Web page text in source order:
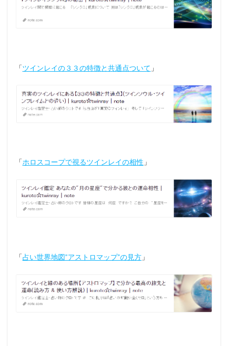
「ツインレイの３３の特徴と共通点ついて 」
「ホロスコープで視るツインレイの相性 」
「占い世界地図”アストロマップ”の見方 」